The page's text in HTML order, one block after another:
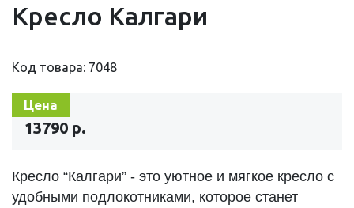
Кресло Калгари
Код товара: 7048
Цена
13790 р.
Кресло “Калгари” - это уютное и мягкое кресло с
удобными подлокотниками, которое станет